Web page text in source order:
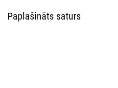
Paplašināts saturs